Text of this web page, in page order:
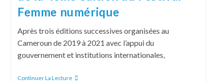
Femme numérique
Après trois éditions successives organisées au
Cameroun de 2019 à 2021 avec l’appui du
gouvernement et institutions internationales,
Continuer La Lecture